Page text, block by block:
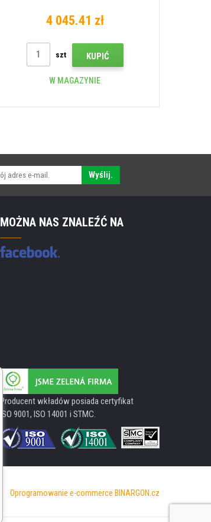
4 045.41 zł
szt KUPIĆ
W MAGAZYNIE
Wyślij.
MOŻNA NAS ZNALEŹĆ NA
Producent wkładów posiada certyfikat
ISO 9001, ISO 14001 i STMC.
Oprogramowanie e-commerce BINARGON.cz